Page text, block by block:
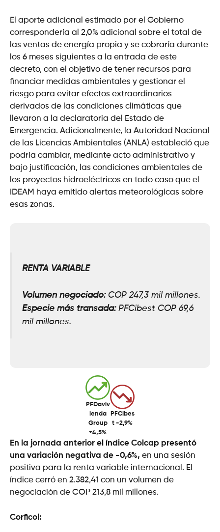
El aporte adicional estimado por el Gobierno
correspondería al 2,0% adicional sobre el total de
las ventas de energía propia y se cobraría durante
los 6 meses siguientes a la entrada de este
decreto, con el objetivo de tener recursos para
financiar medidas ambientales y gestionar el
riesgo para evitar efectos extraordinarios
derivados de las condiciones climáticas que
llevaron a la declaratoria del Estado de
Emergencia. Adicionalmente, la Autoridad Nacional
de las Licencias Ambientales (ANLA) estableció que
podría cambiar, mediante acto administrativo y
bajo justificación, las condiciones ambientales de
los proyectos hidroeléctricos en todo caso que el
IDEAM haya emitido alertas meteorológicas sobre
esas zonas.
RENTA VARIABLE
Volumen negociado: COP 247,3 mil millones.
Especie más transada: PFCibest COP 69,6
mil millones.
PFDaviv
ienda
Group
+4,5%
PFCibes
t -2,9%
En la jornada anterior el índice Colcap presentó
una variación negativa de -0,6%, en una sesión
positiva para la renta variable internacional. El
índice cerró en 2.382,41 con un volumen de
negociación de COP 213,8 mil millones.
Corficol: